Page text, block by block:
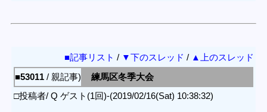
■記事リスト / ▼下のスレッド / ▲上のスレッド
■53011 / 親記事)
練馬区冬季大会
□投稿者/ Q ゲスト(1回)-(2019/02/16(Sat) 10:38:32)